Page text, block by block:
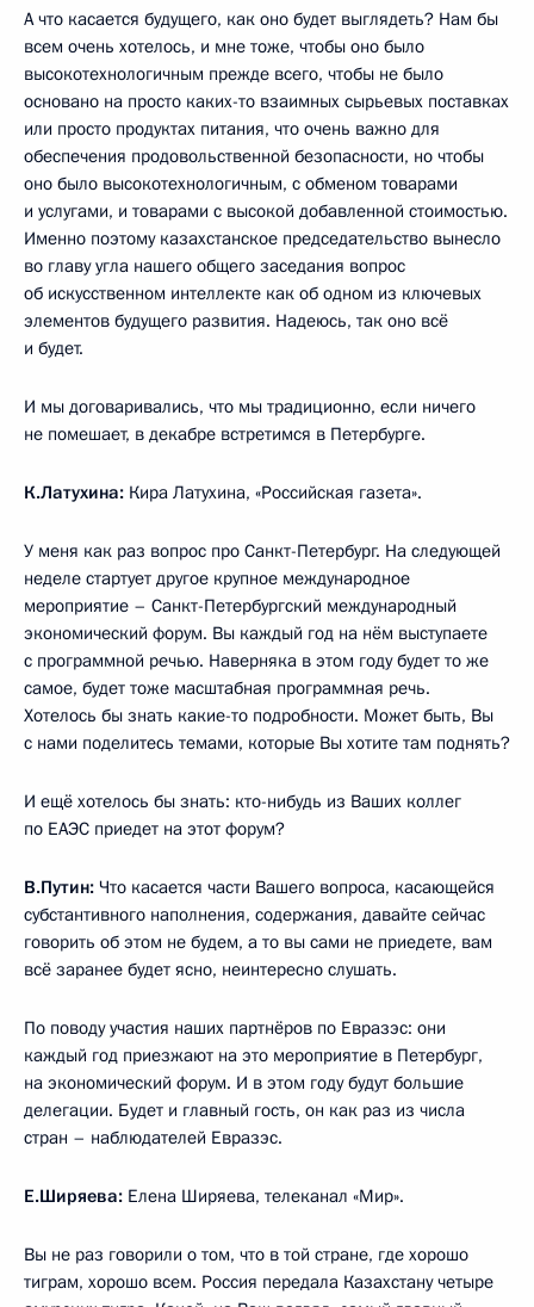
А что касается будущего, как оно будет выглядеть? Нам бы
всем очень хотелось, и мне тоже, чтобы оно было
высокотехнологичным прежде всего, чтобы не было
основано на просто каких-то взаимных сырьевых поставках
или просто продуктах питания, что очень важно для
обеспечения продовольственной безопасности, но чтобы
оно было высокотехнологичным, с обменом товарами
и услугами, и товарами с высокой добавленной стоимостью.
Именно поэтому казахстанское председательство вынесло
во главу угла нашего общего заседания вопрос
об искусственном интеллекте как об одном из ключевых
элементов будущего развития. Надеюсь, так оно всё
и будет.
И мы договаривались, что мы традиционно, если ничего
не помешает, в декабре встретимся в Петербурге.
К.Латухина: Кира Латухина, «Российская газета».
У меня как раз вопрос про Санкт-Петербург. На следующей
неделе стартует другое крупное международное
мероприятие – Санкт-Петербургский международный
экономический форум. Вы каждый год на нём выступаете
с программной речью. Наверняка в этом году будет то же
самое, будет тоже масштабная программная речь.
Хотелось бы знать какие-то подробности. Может быть, Вы
с нами поделитесь темами, которые Вы хотите там поднять?
И ещё хотелось бы знать: кто-нибудь из Ваших коллег
по ЕАЭС приедет на этот форум?
В.Путин: Что касается части Вашего вопроса, касающейся
субстантивного наполнения, содержания, давайте сейчас
говорить об этом не будем, а то вы сами не приедете, вам
всё заранее будет ясно, неинтересно слушать.
По поводу участия наших партнёров по Евразэс: они
каждый год приезжают на это мероприятие в Петербург,
на экономический форум. И в этом году будут большие
делегации. Будет и главный гость, он как раз из числа
стран – наблюдателей Евразэс.
Е.Ширяева: Елена Ширяева, телеканал «Мир».
Вы не раз говорили о том, что в той стране, где хорошо
тиграм, хорошо всем. Россия передала Казахстану четыре